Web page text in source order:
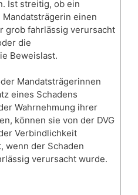
Ist streitig, ob ein
einen
grob fahrlässig verursacht
die
Beweislast.
Mandatsträgerinnen
eines Schadens
Wahrnehmung ihrer
können sie von der DVG
Verbindlichkeit
wenn der Schaden
verursacht wurde.